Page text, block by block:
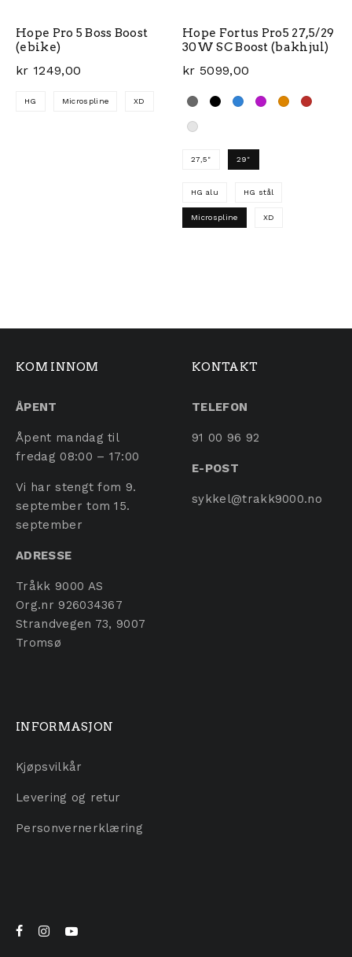
Hope Pro 5 Boss Boost
(ebike)
kr 1249,00
HG Microspline XD
Hope Fortus Pro5 27,5/29
30W SC Boost (bakhjul)
kr 5099,00
27,5" 29"
HG alu HG stål
Microspline XD
KOM INNOM
ÅPENT
Åpent mandag til
fredag 08:00 – 17:00
Vi har stengt fom 9.
september tom 15.
september
ADRESSE
Tråkk 9000 AS
Org.nr 926034367
Strandvegen 73, 9007
Tromsø
KONTAKT
TELEFON
91 00 96 92
E-POST
sykkel@trakk9000.no
INFORMASJON
Kjøpsvilkår
Levering og retur
Personvernerklæring